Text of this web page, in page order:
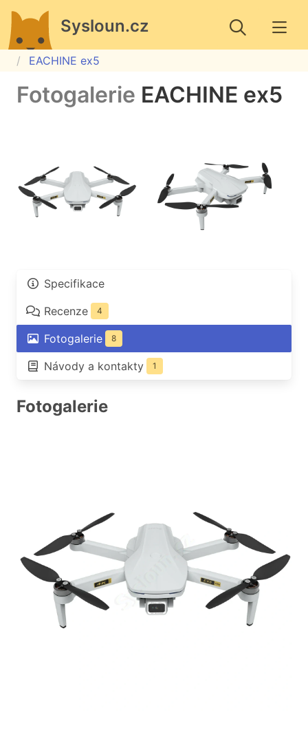
Sysloun.cz
EACHINE ex5
Fotogalerie EACHINE ex5
Specifikace
Recenze
4
Fotogalerie 8
Návody a kontakty 1
Fotogalerie